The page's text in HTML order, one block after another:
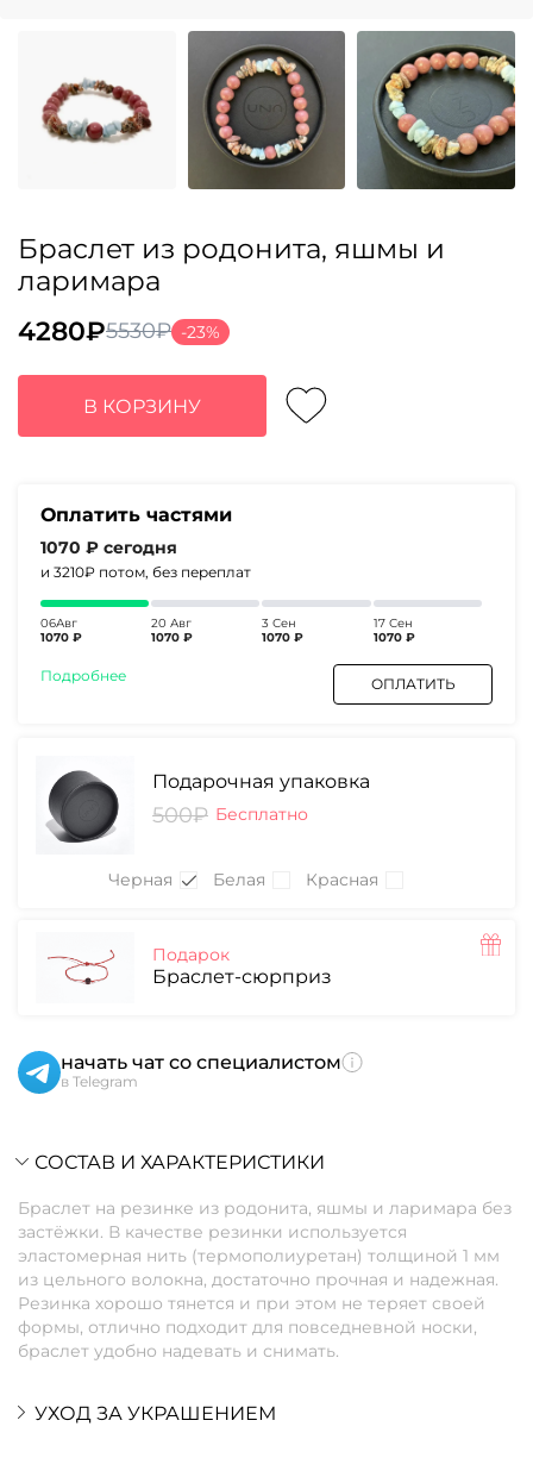
Браслет из родонита, яшмы и
ларимара
5530₽
Первоначальная
цена
составляла
5530₽.
4280₽
Текущая
цена:
4280₽.
-23%
В КОРЗИНУ
Оплатить частями
1070 ₽ сегодня
и 3210₽ потом, без переплат
06Авг
1070 ₽
20 Авг
1070 ₽
3 Сен
1070 ₽
17 Сен
1070 ₽
Подробнее ОПЛАТИТЬ
Подарочная упаковка
500₽ Бесплатно
Черная Белая Красная
Подарок
Браслет-сюрприз
начать чат со специалистом
в Telegram
СОСТАВ И ХАРАКТЕРИСТИКИ
Браслет на резинке из родонита, яшмы и ларимара без
застёжки. В качестве резинки используется
эластомерная нить (термополиуретан) толщиной 1 мм
из цельного волокна, достаточно прочная и надежная.
Резинка хорошо тянется и при этом не теряет своей
формы, отлично подходит для повседневной носки,
браслет удобно надевать и снимать.
УХОД ЗА УКРАШЕНИЕМ